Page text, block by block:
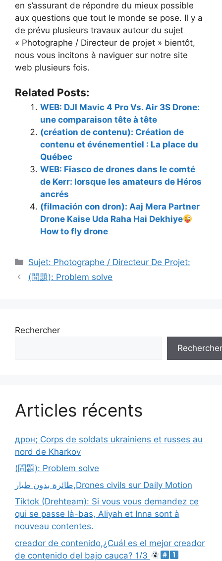
en s’assurant de répondre du mieux possible
aux questions que tout le monde se pose. Il y a
de prévu plusieurs travaux autour du sujet
« Photographe / Directeur de projet » bientôt,
nous vous incitons à naviguer sur notre site
web plusieurs fois.
Related Posts:
WEB: DJI Mavic 4 Pro Vs. Air 3S Drone:
une comparaison tête à tête
(création de contenu): Création de
contenu et événementiel : La place du
Québec
WEB: Fiasco de drones dans le comté
de Kerr: lorsque les amateurs de Héros
ancrés
(filmación con dron): Aaj Mera Partner
Drone Kaise Uda Raha Hai Dekhiye
How to fly drone
Catégories
Sujet: Photographe / Directeur De Projet:
(問題): Problem solve
Rechercher
Rechercher
Articles récents
дрон; Corps de soldats ukrainiens et russes au
nord de Kharkov
(問題): Problem solve
طائرة بدون طيار,Drones civils sur Daily Motion
Tiktok (Drehteam): Si vous vous demandez ce
qui se passe là-bas, Aliyah et Inna sont à
nouveau contentes.
creador de contenido,¿Cuál es el mejor creador
de contenido del bajo cauca? 1/3